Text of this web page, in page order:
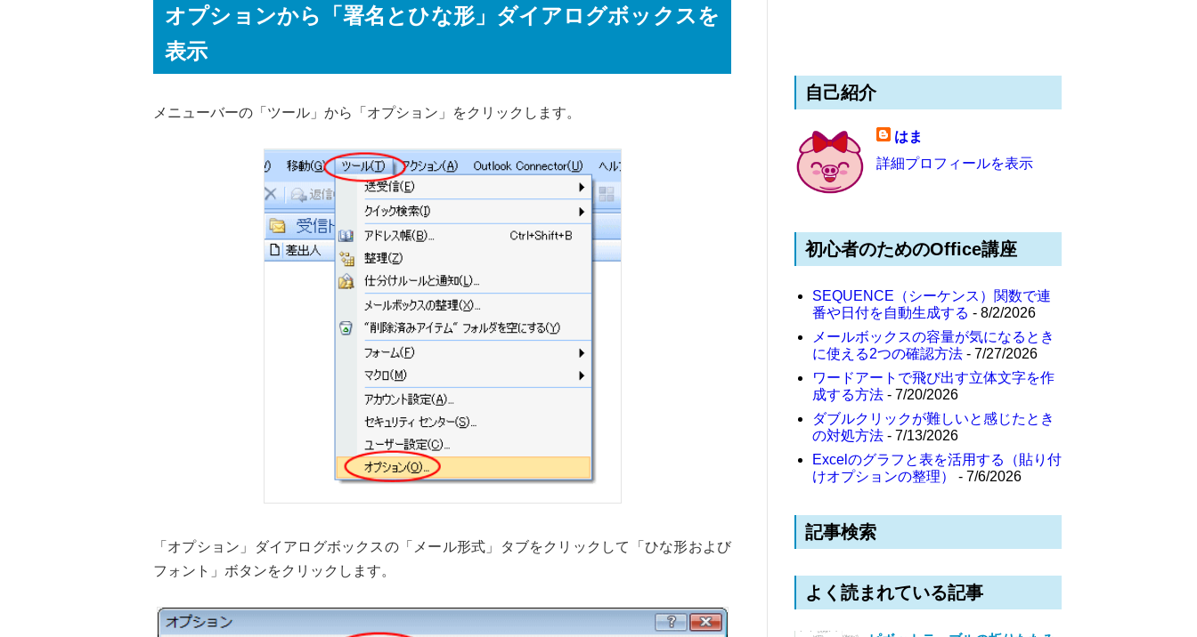
オプションから「署名とひな形」ダイアログボックスを
表示
メニューバーの「ツール」から「オプション」をクリックします。
「オプション」ダイアログボックスの「メール形式」タブをクリックして「ひな形および
フォント」ボタンをクリックします。
自己紹介
はま
詳細プロフィールを表示
初心者のためのOffice講座
SEQUENCE（シーケンス）関数で連
番や日付を自動生成する - 8/2/2026
メールボックスの容量が気になるとき
に使える2つの確認方法 - 7/27/2026
ワードアートで飛び出す立体文字を作
成する方法 - 7/20/2026
ダブルクリックが難しいと感じたとき
の対処方法 - 7/13/2026
Excelのグラフと表を活用する（貼り付
けオプションの整理）
- 7/6/2026
記事検索
よく読まれている記事